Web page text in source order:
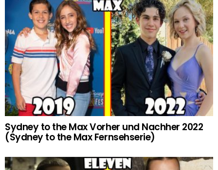
Sydney to the Max Vorher und Nachher 2022
(Sydney to the Max Fernsehserie)